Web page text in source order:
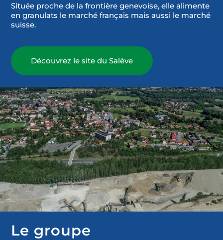
Située proche de la frontière genevoise, elle alimente
en granulats le marché français mais aussi le marché
suisse.
Découvrez le site du Salève
Le groupe